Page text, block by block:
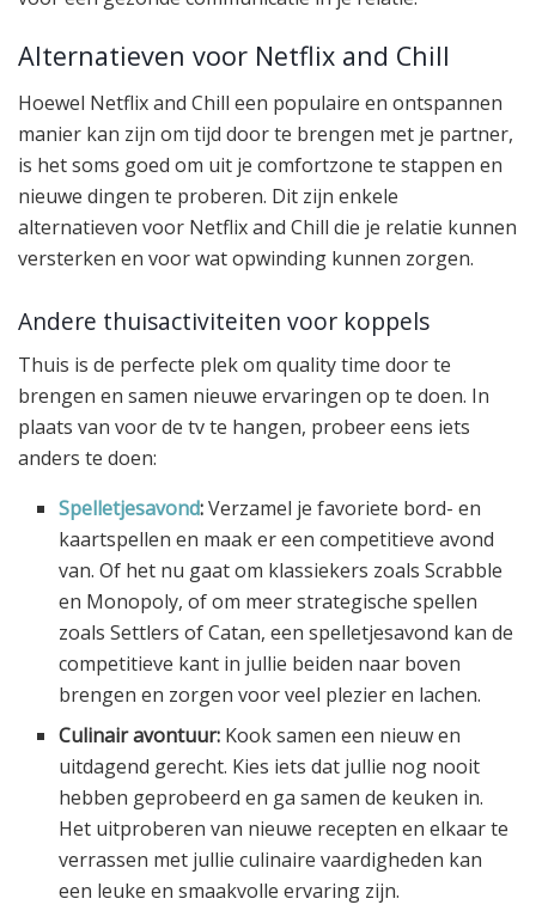
Alternatieven voor Netflix and Chill
Hoewel Netflix and Chill een populaire en ontspannen
manier kan zijn om tijd door te brengen met je partner,
is het soms goed om uit je comfortzone te stappen en
nieuwe dingen te proberen. Dit zijn enkele
alternatieven voor Netflix and Chill die je relatie kunnen
versterken en voor wat opwinding kunnen zorgen.
Andere thuisactiviteiten voor koppels
Thuis is de perfecte plek om quality time door te
brengen en samen nieuwe ervaringen op te doen. In
plaats van voor de tv te hangen, probeer eens iets
anders te doen:
Spelletjesavond:Verzamel je favoriete bord- en
kaartspellen en maak er een competitieve avond
van. Of het nu gaat om klassiekers zoals Scrabble
en Monopoly, of om meer strategische spellen
zoals Settlers of Catan, een spelletjesavond kan de
competitieve kant in jullie beiden naar boven
brengen en zorgen voor veel plezier en lachen.
Culinair avontuur: Kook samen een nieuw en
uitdagend gerecht. Kies iets dat jullie nog nooit
hebben geprobeerd en ga samen de keuken in.
Het uitproberen van nieuwe recepten en elkaar te
verrassen met jullie culinaire vaardigheden kan
een leuke en smaakvolle ervaring zijn.